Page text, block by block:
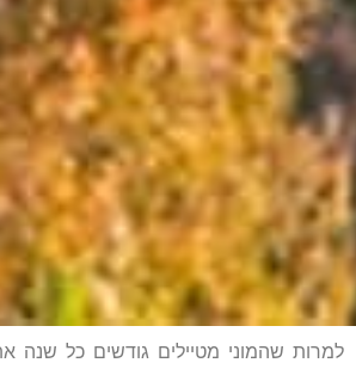
למרות שהמוני מטיילים גודשים כל שנה